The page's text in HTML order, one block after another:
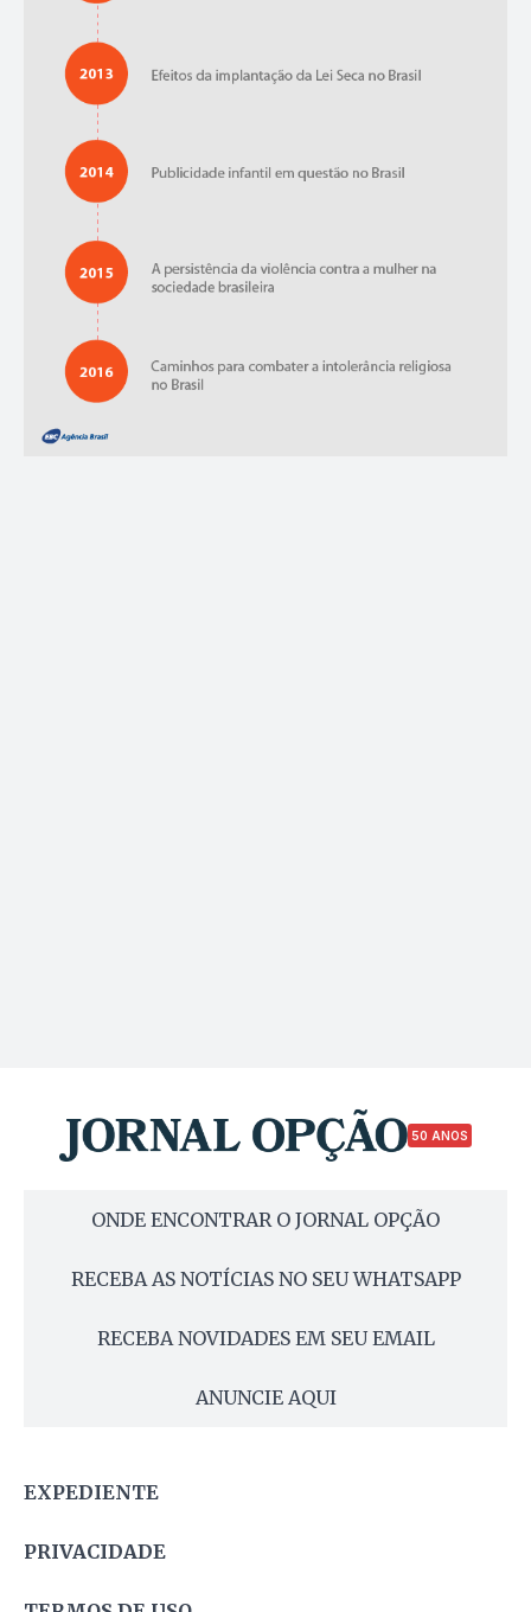
50 ANOS
ONDE ENCONTRAR O JORNAL OPÇÃO
RECEBA AS NOTÍCIAS NO SEU WHATSAPP
RECEBA NOVIDADES EM SEU EMAIL
ANUNCIE AQUI
EXPEDIENTE
PRIVACIDADE